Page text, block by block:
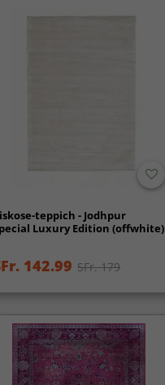
teppich - Jodhpur
Luxury Edition (offwhite)
142.99 SFr. 179